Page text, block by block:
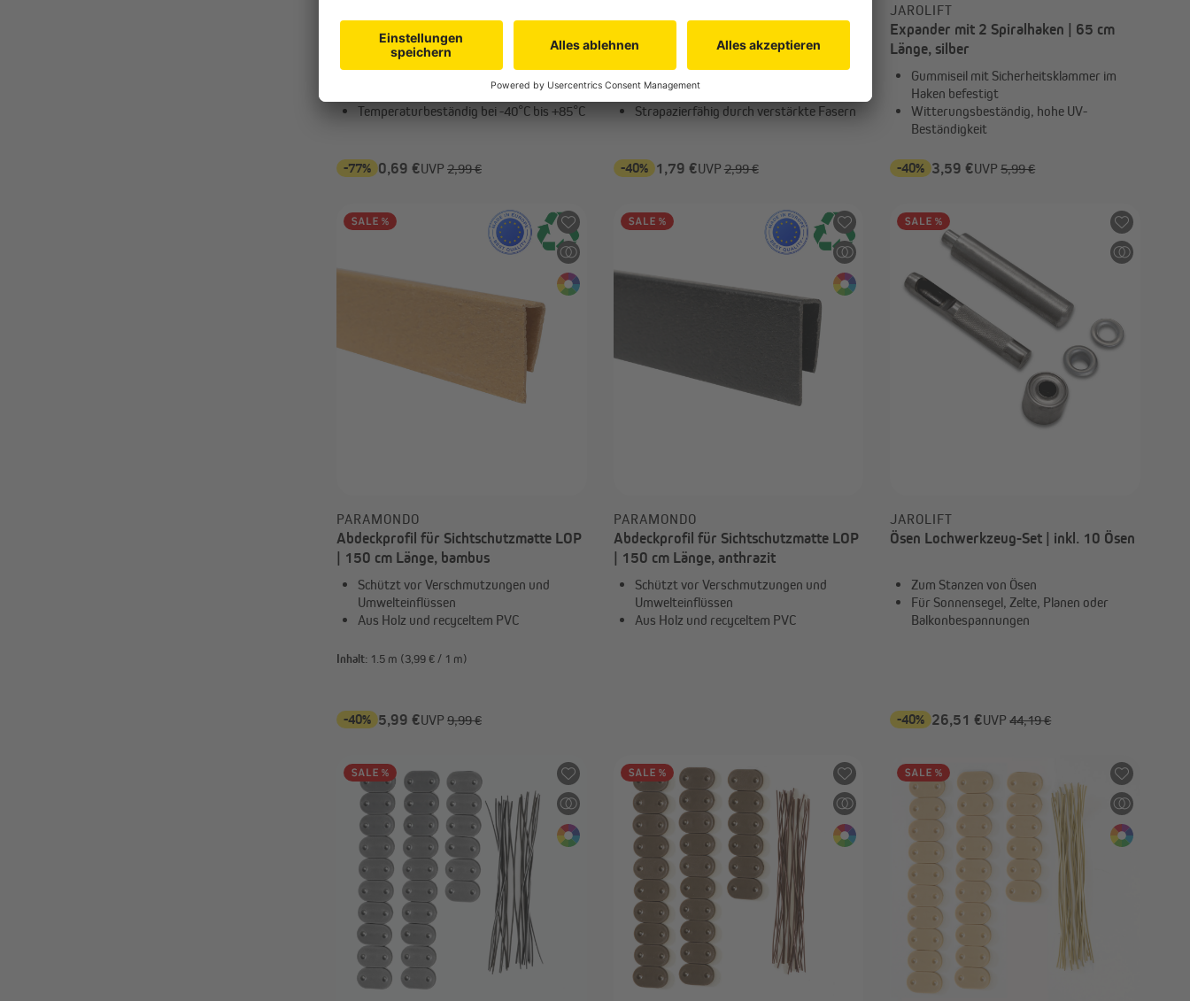
Kabelbinder | 50 Stück, 3,6 x 140 mm,
schwarz
Hohe Formbeständigkeit bei
Temperaturbeständig bei -40°C bis +85°C
-77% 0,69 €UVP 2,99 €
Expanderschlinge mit Kunststoffhaken |
25 cm, weiß
Witterungs- und UV-beständig, schnelle
Montage
Strapazierfähig durch verstärkte Fasern
-40% 1,79 €UVP2,99 €
JAROLIFT
Expander mit 2 Spiralhaken | 65 cm
Länge, silber
Gummiseil mit Sicherheitsklammer im
Haken befestigt
Witterungsbeständig, hohe UV-
Beständigkeit
-40% 3,59 €UVP5,99 €
PARAMONDO
Abdeckprofil für Sichtschutzmatte LOP
| 150 cm Länge, bambus
Schützt vor Verschmutzungen und
Umwelteinflüssen
Aus Holz und recyceltem PVC
Inhalt: 1.5 m (3,99 € / 1 m)
-40% 5,99 €UVP 9,99 €
PARAMONDO
Abdeckprofil für Sichtschutzmatte LOP
| 150 cm Länge, anthrazit
Schützt vor Verschmutzungen und
Umwelteinflüssen
Aus Holz und recyceltem PVC
Inhalt: 1.5 m (3,99 € / 1 m)
-40% 5,99 € UVP
JAROLIFT
Ösen Lochwerkzeug-Set | inkl. 10 Ösen
Zum Stanzen von Ösen
Für Sonnensegel, Zelte, Planen oder
Balkonbespannungen
-40% 26,51 €UVP44,19 €